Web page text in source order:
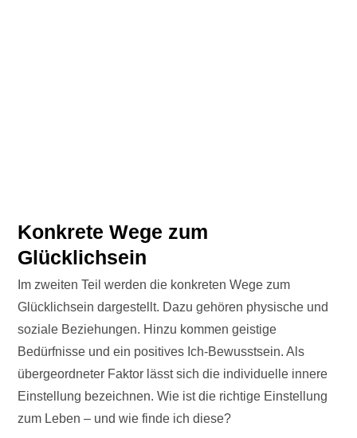
Konkrete Wege zum
Glücklichsein
Im zweiten Teil werden die konkreten Wege zum
Glücklichsein dargestellt. Dazu gehören physische und
soziale Beziehungen. Hinzu kommen geistige
Bedürfnisse und ein positives Ich-Bewusstsein. Als
übergeordneter Faktor lässt sich die individuelle innere
Einstellung bezeichnen. Wie ist die richtige Einstellung
zum Leben – und wie finde ich diese?